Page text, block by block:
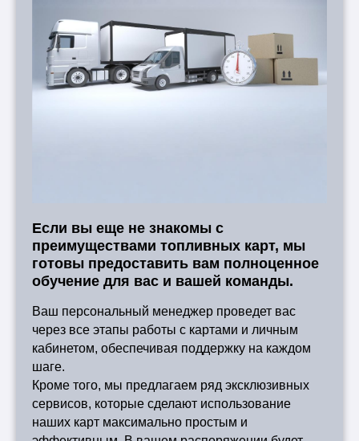
Если вы еще не знакомы с
преимуществами топливных карт, мы
готовы предоставить вам полноценное
обучение для вас и вашей команды.
Ваш персональный менеджер проведет вас
через все этапы работы с картами и личным
кабинетом, обеспечивая поддержку на каждом
шаге.
Кроме того, мы предлагаем ряд эксклюзивных
сервисов, которые сделают использование
наших карт максимально простым и